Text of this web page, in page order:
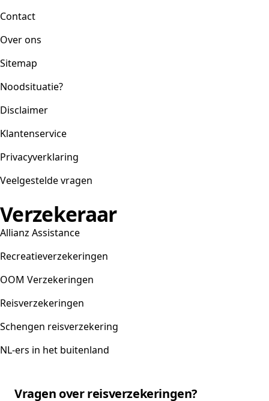
Contact
Over ons
Sitemap
Noodsituatie?
Disclaimer
Klantenservice
Privacyverklaring
Veelgestelde vragen
Verzekeraar
Allianz Assistance
Recreatieverzekeringen
OOM Verzekeringen
Reisverzekeringen
Schengen reisverzekering
NL-ers in het buitenland
Vragen over reisverzekeringen?